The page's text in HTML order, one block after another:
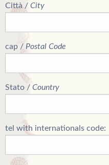
Città / City
cap / Postal Code
Stato / Country
tel with internationals code: